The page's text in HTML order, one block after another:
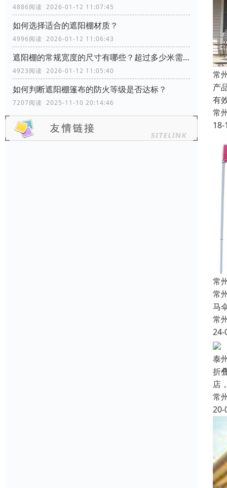
4886阅读 2026-01-12 11:07:45
如何选择适合的遮阳棚材质？
4996阅读 2026-01-12 11:06:43
遮阳棚的常规宽度的尺寸有哪些？超过多少米需要增加支撑柱？
4923阅读 2026-01-12 11:05:40
如何判断遮阳棚篷布的防火等级是否达标？
7207阅读 2025-11-10 20:14:46
常
产
有
常
18-
常
常
马
常
24-
泰
折
店
常
20-